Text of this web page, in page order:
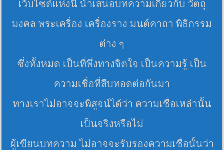
เว็บไซต์แห่งนี้ นำเสนอบทความเกี่ยวกับ วัตถุ
มงคล พระเครื่อง เครื่องราง มนต์คาถา พิธีกรรม
ต่าง ๆ
ซึ่งทั้งหมด เป็นที่พึ่งทางจิตใจ เป็นความรู้ เป็น
ความเชื่อที่สืบทอดต่อกันมา
ทางเราไม่อาจจะพิสูจน์ได้ว่า ความเชื่อเหล่านั้น
เป็นจริงหรือไม่
ผู้เขียนบทความ ไม่อาจจะรับรองความเชื่อนั้นว่า